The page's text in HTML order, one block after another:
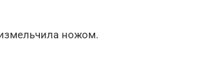
ножом.